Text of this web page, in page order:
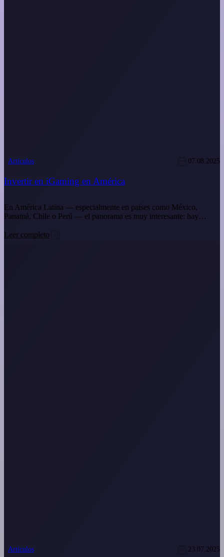
Artículos 07.08.2025
Invertir en iGaming en América
En América Latina — especialmente en países como México,
Panamá, Chile o Perú — el panorama es muy interesante: hay…
Leer completo
Artículos 23.07.2025